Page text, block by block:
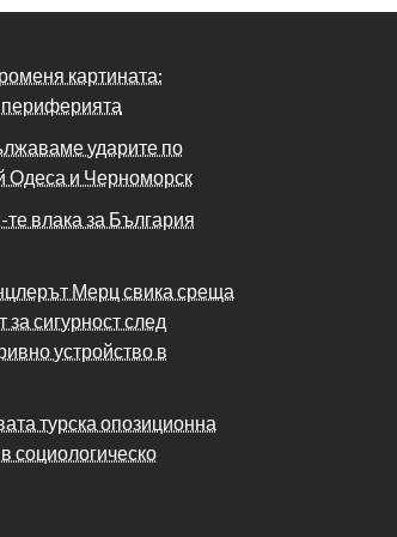
картината:
периферията
ударите по
Одеса и Черноморск
те влака за България
Мерц свика среща
сигурност след
устройство в
турска опозиционна
социологическо